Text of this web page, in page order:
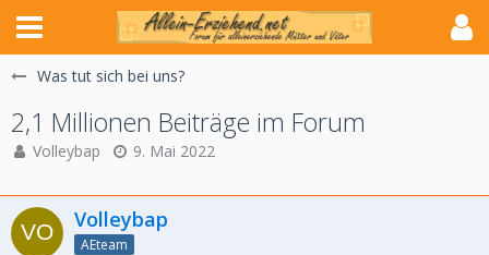
Was tut sich bei uns?
2,1 Millionen Beiträge im Forum
Volleybap 9. Mai 2022
Volleybap
AEteam